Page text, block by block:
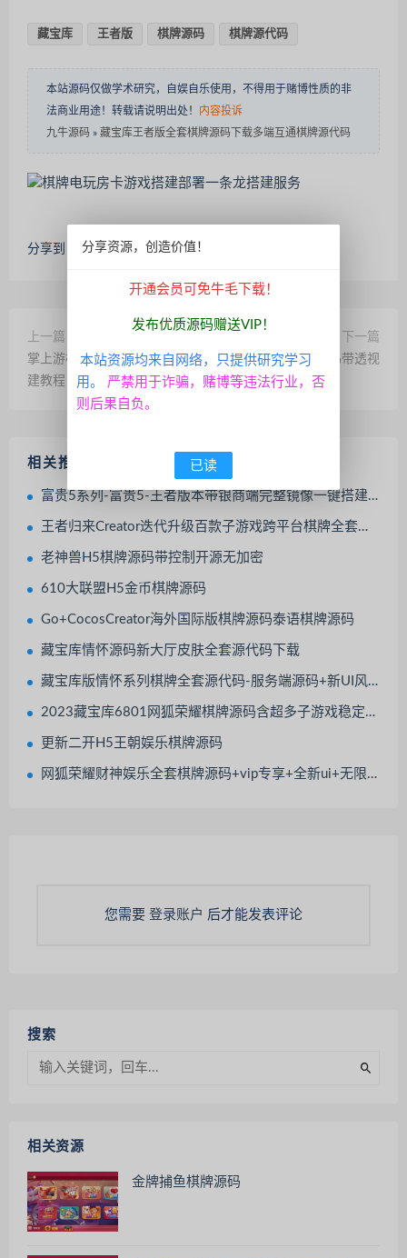
藏宝库 王者版 棋牌源码 棋牌源代码
本站源码仅做学术研究，自娱自乐使用，不得用于赌博性质的非
法商业用途！转载请说明出处！
内容投诉
九牛源码 » 藏宝库王者版全套棋牌源码下载多端互通棋牌源代码
分享到：
上一篇
掌上游棋牌/安卓苹果双端+搭
建教程
下一篇
H5优优房卡神兽源码带透视
相关推荐
富贵5系列-富贵5-王者版本带银商端完整镜像一键搭建端，带详细搭建教程
王者归来Creator迭代升级百款子游戏跨平台棋牌全套源代码+搭建文档
老神兽H5棋牌源码带控制开源无加密
610大联盟H5金币棋牌源码
Go+CocosCreator海外国际版棋牌源码泰语棋牌源码
藏宝库情怀源码新大厅皮肤全套源代码下载
藏宝库版情怀系列棋牌全套源代码-服务端源码+新UI风格1客户端源码及700+子游源码
2023藏宝库6801网狐荣耀棋牌源码含超多子游戏稳定全套源码
更新二开H5王朝娱乐棋牌源码
网狐荣耀财神娱乐全套棋牌源码+vip专享+全新ui+无限代+财神到
您需要 登录账户 后才能发表评论
搜索
相关资源
金牌捕鱼棋牌源码
分享资源，创造价值！
开通会员可免牛毛下载！
发布优质源码赠送VIP！
本站资源均来自网络，只提供研究学习
用。
严禁用于诈骗，赌博等违法行业，否
则后果自负。
已读